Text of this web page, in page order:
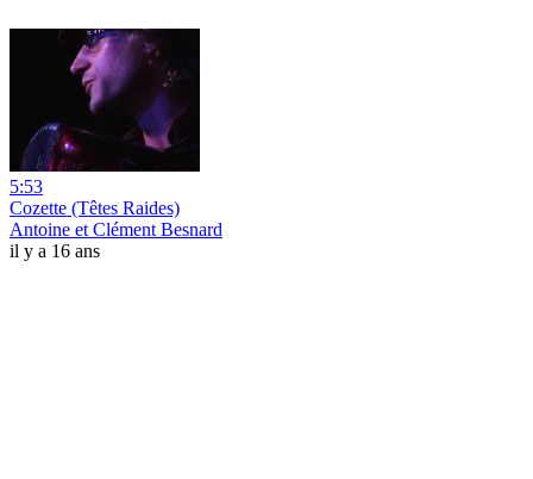
5:53
Cozette (Têtes Raides)
Antoine et Clément Besnard
il y a 16 ans